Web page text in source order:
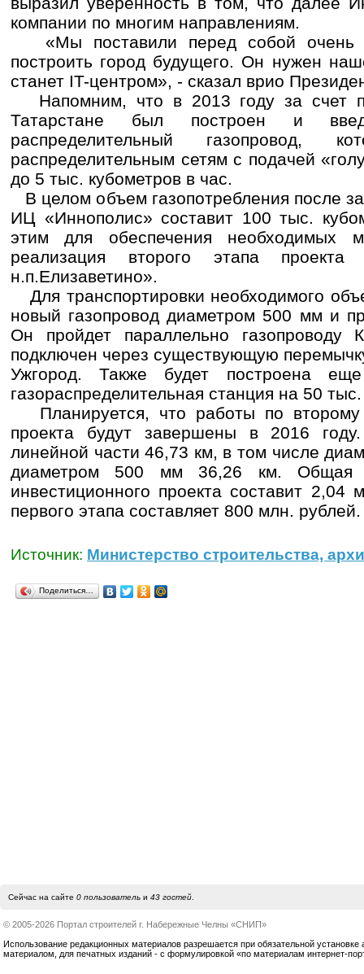
компании по многим направлениям.
«Мы поставили перед собой очень
построить город будущего. Он нужен
станет IT-центром», - сказал врио
Напомним, что в 2013 году за счет
Татарстане был построен и
распределительный газопровод,
распределительным сетям с подачей
до 5 тыс. кубометров в час.
В целом объем газопотребления после
ИЦ «Иннополис» составит 100 тыс.
этим для обеспечения необходимых
реализация второго этапа проекта
н.п.Елизаветино».
Для транспортировки необходимого
новый газопровод диаметром 500 мм и
Он пройдет параллельно газопроводу
подключен через существующую
Ужгород. Также будет построена еще
газораспределительная станция на 50
Планируется, что работы по второму
проекта будут завершены в 2016
линейной части 46,73 км, в том числе
диаметром 500 мм 36,26 км. Общая
инвестиционного проекта составит 2,04
первого этапа составляет 800 млн. рублей.
Источник: Министерство строительства,
Поделиться…
Сейчас на сайте 0 пользовательи 43 гостей.
© 2005-2026 Портал строителей г. Набережные Челны «СНИП»
Использование редакционных материалов разрешается при обязательной установке
материалом, для печатных изданий - с формулировкой «по материалам интернет-